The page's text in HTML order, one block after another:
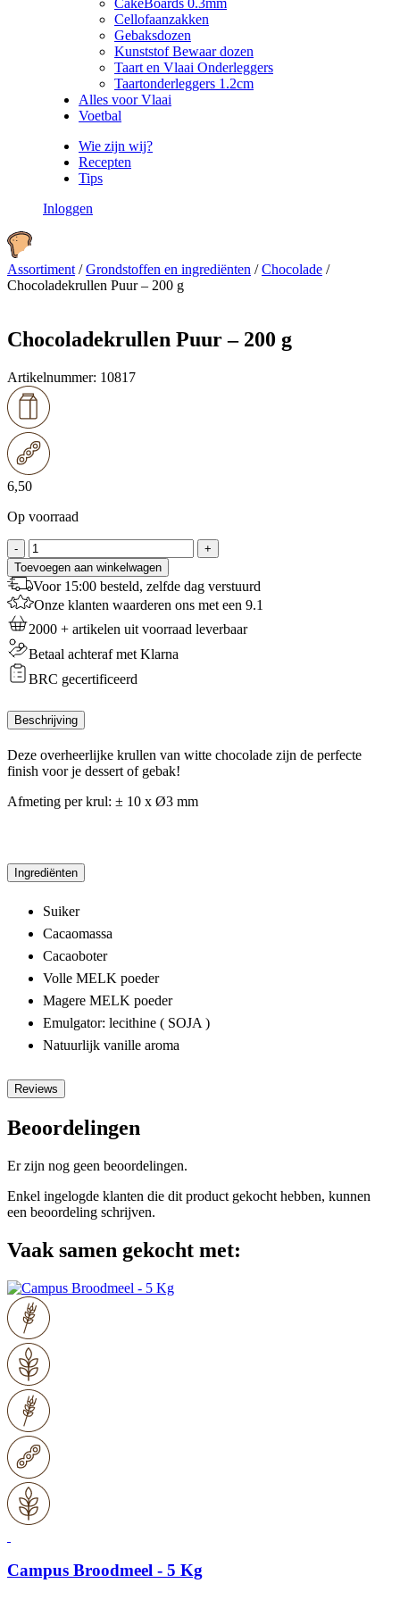
CakeBoards 0.3mm
Cellofaanzakken
Gebaksdozen
Kunststof Bewaar dozen
Taart en Vlaai Onderleggers
Taartonderleggers 1.2cm
Alles voor Vlaai
Voetbal
Wie zijn wij?
Recepten
Tips
Inloggen
Assortiment /Grondstoffen en ingrediënten /Chocolade /
Chocoladekrullen Puur – 200 g
Chocoladekrullen Puur – 200 g
Artikelnummer: 10817
6,50
Op voorraad
-
Chocoladekrullen
Puur
-
200
g
aantal
+
Toevoegen aan winkelwagen
Voor 15:00 besteld, zelfde dag verstuurd
Onze klanten waarderen ons met een 9.1
2000 + artikelen uit voorraad leverbaar
Betaal achteraf met Klarna
BRC gecertificeerd
Beschrijving
Deze overheerlijke krullen van witte chocolade zijn de perfecte
finish voor je dessert of gebak!
Afmeting per krul: ± 10 x Ø3 mm
Ingrediënten
Suiker
Cacaomassa
Cacaoboter
Volle MELK poeder
Magere MELK poeder
Emulgator: lecithine ( SOJA )
Natuurlijk vanille aroma
Reviews
Beoordelingen
Er zijn nog geen beoordelingen.
Enkel ingelogde klanten die dit product gekocht hebben, kunnen
een beoordeling schrijven.
Vaak samen gekocht met:
Campus Broodmeel - 5 Kg